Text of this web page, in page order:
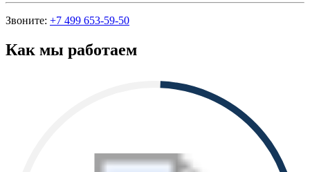
Звоните: +7 499 653-59-50
Как мы работаем